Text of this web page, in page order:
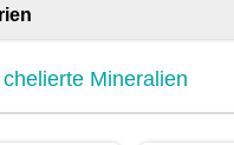
Mineralien